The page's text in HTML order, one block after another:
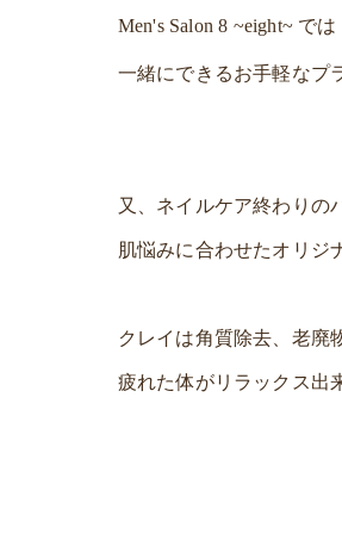
Men's Salon 8 ~eight~ では
一緒にできるお手軽なプ
又、ネイルケア終わりの
肌悩みに合わせたオリ
クレイは角質除去、老廃
疲れた体がリラックス出